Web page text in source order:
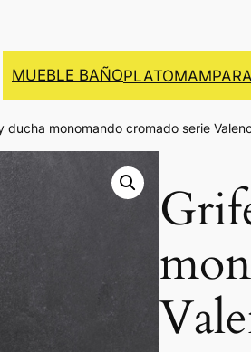
MUEBLE BAÑOPLATOMAMPARA
ducha monomando cromado serie